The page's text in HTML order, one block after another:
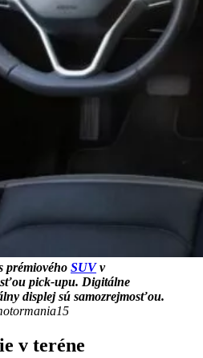
prémiového SUVv
pick-upu. Digitálne
displej sú samozrejmosťou.
v teréne